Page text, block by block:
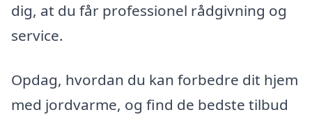
dig, at du får professionel rådgivning og
service.
Opdag, hvordan du kan forbedre dit hjem
med jordvarme, og find de bedste tilbud